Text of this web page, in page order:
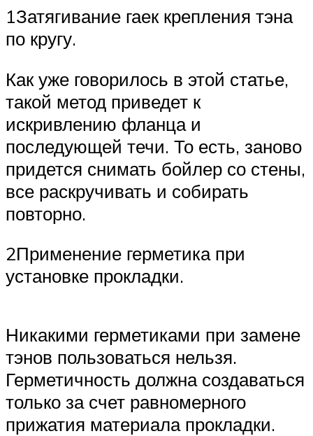
1Затягивание гаек крепления тэна
по кругу.
Как уже говорилось в этой статье,
такой метод приведет к
искривлению фланца и
последующей течи. То есть, заново
придется снимать бойлер со стены,
все раскручивать и собирать
повторно.
2Применение герметика при
установке прокладки.
Никакими герметиками при замене
тэнов пользоваться нельзя.
Герметичность должна создаваться
только за счет равномерного
прижатия материала прокладки.